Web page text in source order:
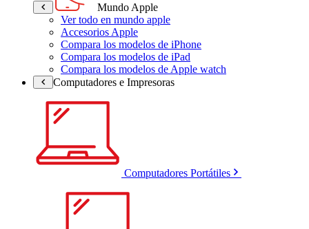
Mundo Apple
Ver todo en mundo apple
Accesorios Apple
Compara los modelos de iPhone
Compara los modelos de iPad
Compara los modelos de Apple watch
Computadores e Impresoras
Computadores Portátiles